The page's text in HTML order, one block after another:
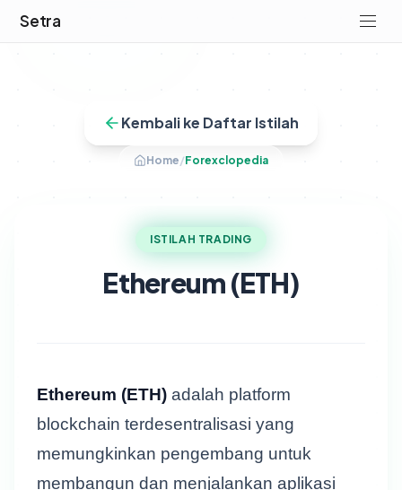
Setra
Kembali ke Daftar Istilah
Home/Forexclopedia
ISTILAH TRADING
Ethereum (ETH)
Ethereum (ETH) adalah platform
blockchain terdesentralisasi yang
memungkinkan pengembang untuk
membangun dan menjalankan aplikasi